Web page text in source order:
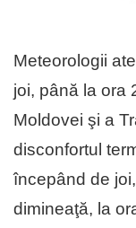
Meteorologii
joi, până la ora
Moldovei şi a
disconfortul
începând de
dimineaţă, la